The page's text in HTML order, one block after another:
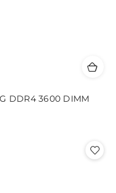
DDR4 3600 DIMM